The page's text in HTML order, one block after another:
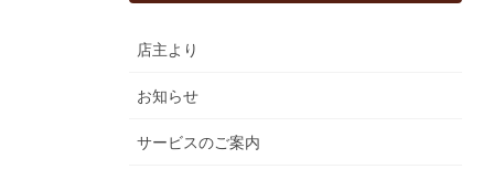
店主より
お知らせ
サービスのご案内